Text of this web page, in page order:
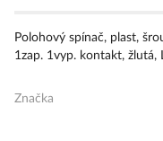
Polohový spínač, plast,
1zap. 1vyp. kontakt, žlutá,
Značka